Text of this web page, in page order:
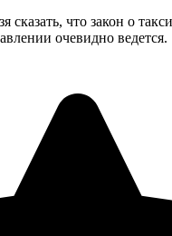
сказать, что закон о
очевидно ведется.